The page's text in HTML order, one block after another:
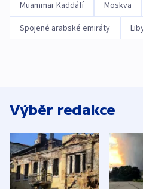
Muammar Kaddáfí Moskva
Spojené arabské emiráty
Výběr redakce